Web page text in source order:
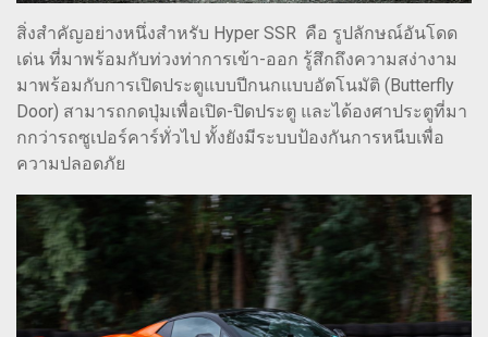
สิ่งสำคัญอย่างหนึ่งสำหรับ Hyper SSR คือ รูปลักษณ์อันโดด
เด่น ที่มาพร้อมกับท่วงท่าการเข้า-ออก รู้สึกถึงความสง่างาม
มาพร้อมกับการเปิดประตูแบบปีกนกแบบอัตโนมัติ (Butterfly
Door) สามารถกดปุ่มเพื่อเปิด-ปิดประตู และได้องศาประตูที่มา
กกว่ารถซูเปอร์คาร์ทั่วไป ทั้งยังมีระบบป้องกันการหนีบเพื่อ
ความปลอดภัย